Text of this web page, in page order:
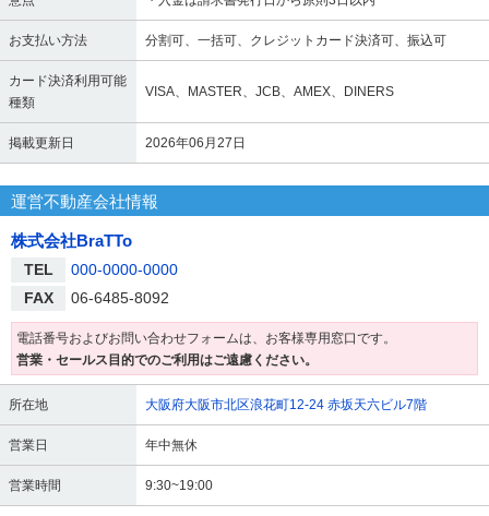
お支払い方法 分割可、一括可、クレジットカード決済可、振込可
カード決済利用可能
種類
VISA、MASTER、JCB、AMEX、DINERS
掲載更新日 2026年06月27日
運営不動産会社情報
株式会社BraTTo
TEL
000-0000-0000
FAX
06-6485-8092
電話番号およびお問い合わせフォームは、お客様専用窓口です。
営業・セールス目的でのご利用はご遠慮ください。
所在地 大阪府大阪市北区浪花町12-24 赤坂天六ビル7階
営業日 年中無休
営業時間 9:30~19:00